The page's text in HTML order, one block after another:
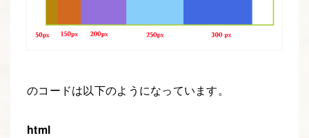
のコードは以下のようになっています。
html